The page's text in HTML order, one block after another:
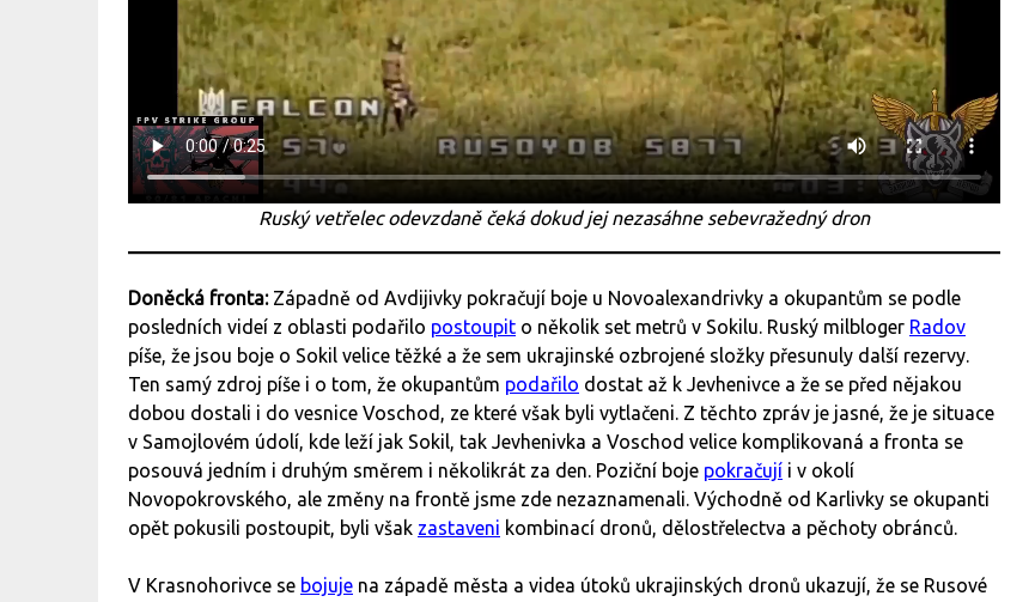
Ruský vetřelec odevzdaně čeká dokud jej nezasáhne sebevražedný dron
Doněcká fronta: Západně od Avdijivky pokračují boje u Novoalexandrivky a okupantům se podle
posledních videí z oblasti podařilo postoupit o několik set metrů v Sokilu. Ruský milbloger Radov
píše, že jsou boje o Sokil velice těžké a že sem ukrajinské ozbrojené složky přesunuly další rezervy.
Ten samý zdroj píše i o tom, že okupantům podařilo dostat až k Jevhenivce a že se před nějakou
dobou dostali i do vesnice Voschod, ze které však byli vytlačeni. Z těchto zpráv je jasné, že je situace
v Samojlovém údolí, kde leží jak Sokil, tak Jevhenivka a Voschod velice komplikovaná a fronta se
posouvá jedním i druhým směrem i několikrát za den. Poziční boje pokračují i v okolí
Novopokrovského, ale změny na frontě jsme zde nezaznamenali. Východně od Karlivky se okupanti
opět pokusili postoupit, byli však zastaveni kombinací dronů, dělostřelectva a pěchoty obránců.
V Krasnohorivce se bojuje na západě města a videa útoků ukrajinských dronů ukazují, že se Rusové